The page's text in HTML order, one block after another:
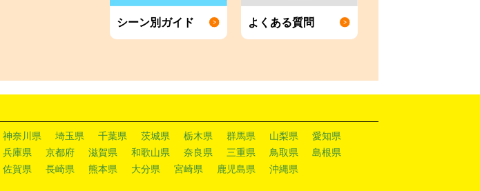
シーン別ガイド よくある質問
神奈川県 埼玉県 千葉県 茨城県 栃木県 群馬県 山梨県
愛知県
兵庫県 京都府 滋賀県 和歌山県 奈良県 三重県 鳥取県
島根県
佐賀県 長崎県 熊本県 大分県 宮崎県 鹿児島県 沖縄県